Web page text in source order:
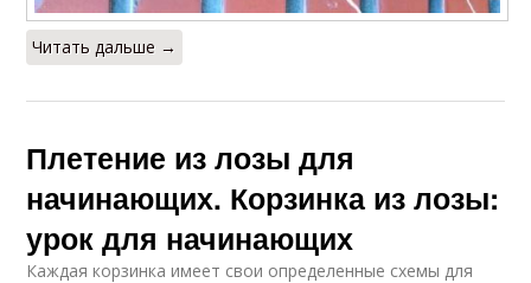
Читать дальше →
Плетение из лозы для
начинающих. Корзинка из лозы:
урок для начинающих
Каждая корзинка имеет свои определенные схемы для